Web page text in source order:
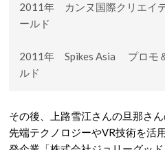
2011年 カンヌ国際クリエイ
ールド
2011年 Spikes Asia プロモ
ルド
その後、上路雪江さんの旦那さ
先端テクノロジーやVR技術を活